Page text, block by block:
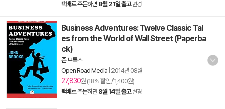
택배로 주문하면 8월 21일 출고 변경
Business Adventures: Twelve Classic Tal
es from the World of Wall Street (Paperba
ck)
존 브룩스
Open Road Media 2014년 08월
27,830원 (18% 할인 / 1,400원)
택배로 주문하면 8월 14일 출고 변경